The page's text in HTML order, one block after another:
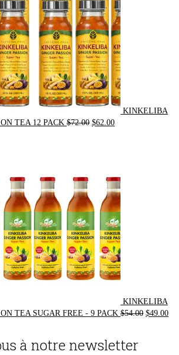
KINKELIBA
TEA 12 PACK $72.00 Original
$62.00Current
KINKELIBA
TEA SUGAR FREE - 9 PACK $54.00 Original
$49.00
à notre newsletter